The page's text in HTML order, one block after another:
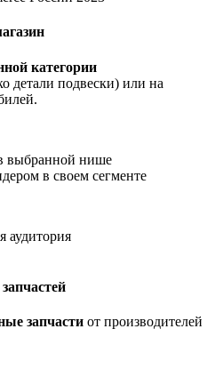
категории
детали подвески) или на
выбранной нише
в своем сегменте
аудитория
запчасти от производителей